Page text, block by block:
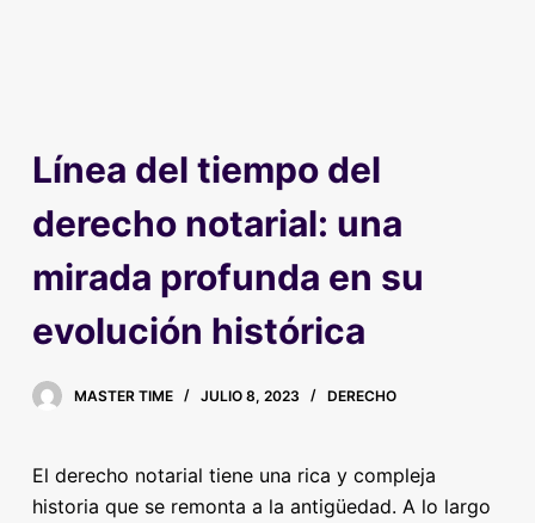
Línea del tiempo del
derecho notarial: una
mirada profunda en su
evolución histórica
MASTER TIME JULIO 8, 2023 DERECHO
El derecho notarial tiene una rica y compleja
historia que se remonta a la antigüedad. A lo largo